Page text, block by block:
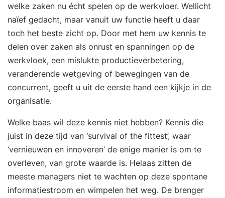
welke zaken nu écht spelen op de werkvloer. Wellicht
naïef gedacht, maar vanuit uw functie heeft u daar
toch het beste zicht op. Door met hem uw kennis te
delen over zaken als onrust en spanningen op de
werkvloek, een mislukte productieverbetering,
veranderende wetgeving of bewegingen van de
concurrent, geeft u uit de eerste hand een kijkje in de
organisatie.
Welke baas wil deze kennis niet hebben? Kennis die
juist in deze tijd van ‘survival of the fittest’, waar
‘vernieuwen en innoveren’ de enige manier is om te
overleven, van grote waarde is. Helaas zitten de
meeste managers niet te wachten op deze spontane
informatiestroom en wimpelen het weg. De brenger